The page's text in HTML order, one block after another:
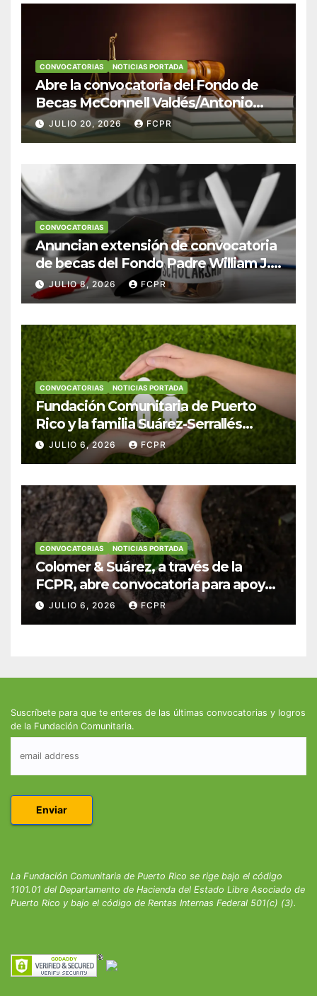
CONVOCATORIAS NOTICIAS PORTADA
Abre la convocatoria del Fondo de
Becas McConnell Valdés/Antonio
Escudero Viera para estudiantes de
Derecho en Puerto Rico
JULIO 20, 2026 FCPR
CONVOCATORIAS
Anuncian extensión de convocatoria
de becas del Fondo Padre William J.
Hendricks, SJ para estudiantes del
Colegio San Ignacio
JULIO 8, 2026 FCPR
CONVOCATORIAS NOTICIAS PORTADA
Fundación Comunitaria de Puerto
Rico y la familia Suárez-Serrallés
anuncian convocatoria para
fortalecer hogares y albergues
JULIO 6, 2026 FCPR
CONVOCATORIAS NOTICIAS PORTADA
Colomer & Suárez, a través de la
FCPR, abre convocatoria para apoyar
proyectos de seguridad alimentaria
JULIO 6, 2026 FCPR
Suscríbete para que te enteres de las últimas convocatorias y logros
de la Fundación Comunitaria.
La Fundación Comunitaria de Puerto Rico se rige bajo el código
1101.01 del Departamento de Hacienda del Estado Libre Asociado de
Puerto Rico y bajo el código de Rentas Internas Federal 501(c) (3).